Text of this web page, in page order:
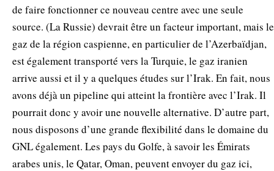
de faire fonctionner ce nouveau centre avec une seule
source. (La Russie) devrait être un facteur important, mais le
gaz de la région caspienne, en particulier de l’Azerbaïdjan,
est également transporté vers la Turquie, le gaz iranien
arrive aussi et il y a quelques études sur l’Irak. En fait, nous
avons déjà un pipeline qui atteint la frontière avec l’Irak. Il
pourrait donc y avoir une nouvelle alternative. D’autre part,
nous disposons d’une grande flexibilité dans le domaine du
GNL également. Les pays du Golfe, à savoir les Émirats
arabes unis, le Qatar, Oman, peuvent envoyer du gaz ici,